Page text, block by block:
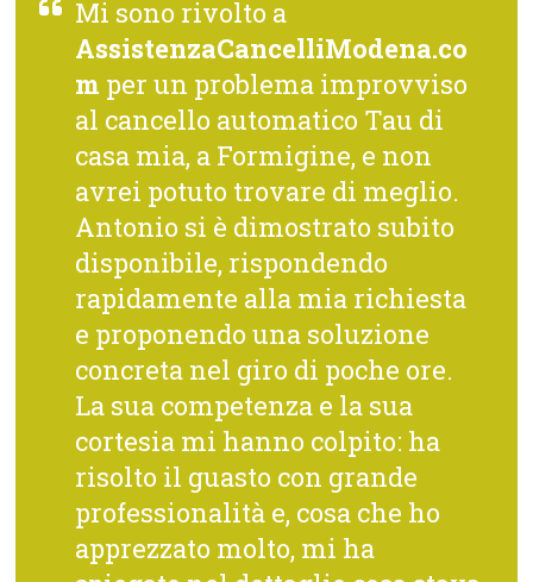
Mi sono rivolto a
AssistenzaCancelliModena.co
m per un problema improvviso
al cancello automatico Tau di
casa mia, a Formigine, e non
avrei potuto trovare di meglio.
Antonio si è dimostrato subito
disponibile, rispondendo
rapidamente alla mia richiesta
e proponendo una soluzione
concreta nel giro di poche ore.
La sua competenza e la sua
cortesia mi hanno colpito: ha
risolto il guasto con grande
professionalità e, cosa che ho
apprezzato molto, mi ha